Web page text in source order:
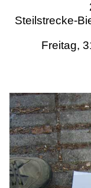
Literatur
Termine
Steilstrecke-
Freitag,